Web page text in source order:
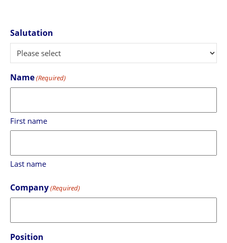
Salutation
Name(Required)
First name
Last name
Company(Required)
Position